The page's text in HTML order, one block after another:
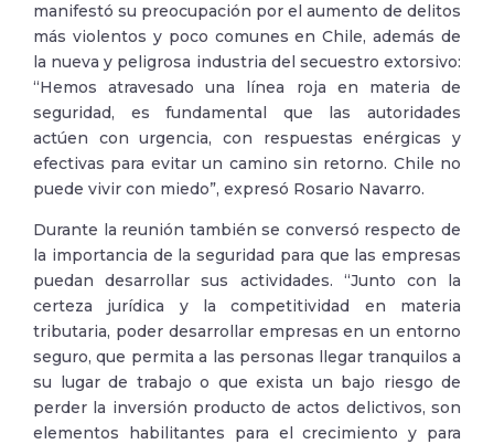
manifestó su preocupación por el aumento de delitos
más violentos y poco comunes en Chile, además de
la nueva y peligrosa industria del secuestro extorsivo:
“Hemos atravesado una línea roja en materia de
seguridad, es fundamental que las autoridades
actúen con urgencia, con respuestas enérgicas y
efectivas para evitar un camino sin retorno. Chile no
puede vivir con miedo”, expresó Rosario Navarro.
Durante la reunión también se conversó respecto de
la importancia de la seguridad para que las empresas
puedan desarrollar sus actividades. “Junto con la
certeza jurídica y la competitividad en materia
tributaria, poder desarrollar empresas en un entorno
seguro, que permita a las personas llegar tranquilos a
su lugar de trabajo o que exista un bajo riesgo de
perder la inversión producto de actos delictivos, son
elementos habilitantes para el crecimiento y para